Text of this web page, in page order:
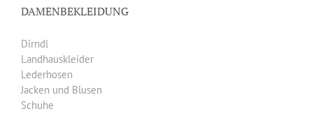
DAMENBEKLEIDUNG
Dirndl
Landhauskleider
Lederhosen
Jacken und Blusen
Schuhe